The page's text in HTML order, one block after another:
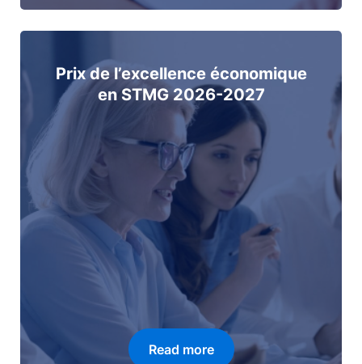
Prix de l’excellence économique
en STMG 2026-2027
Read more